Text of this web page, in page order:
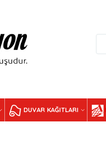
DUVAR KAĞITLARI